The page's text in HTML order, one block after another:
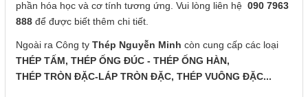
phần hóa học và cơ tính tương ứng. Vui lòng liên hệ 090 7963
888 để được biết thêm chi tiết.
Ngoài ra Công ty Thép Nguyễn Minh còn cung cấp các loại
THÉP TẤM , THÉP ỐNG ĐÚC - THÉP ỐNG HÀN ,
THÉP TRÒN ĐẶC-LÁP TRÒN ĐẶC, THÉP VUÔNG ĐẶC...